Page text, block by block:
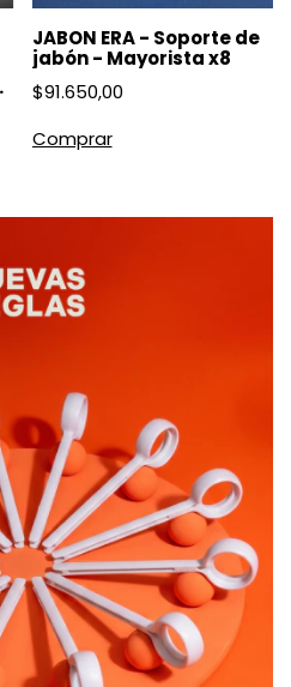
JABON ERA - Soporte de
jabón - Mayorista x8
$91.650,00